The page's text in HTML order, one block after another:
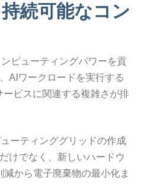
続可能なコン
ピューティングパワーを貢
AIワークロードを実行する
ビスに関連する複雑さが排
ーティンググリッドの作成
けでなく、新しいハードウ
から電子廃棄物の最小化ま